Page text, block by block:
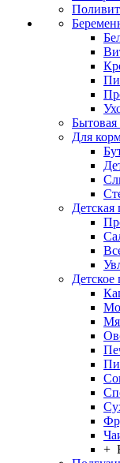
Для
Детская
Детское
+